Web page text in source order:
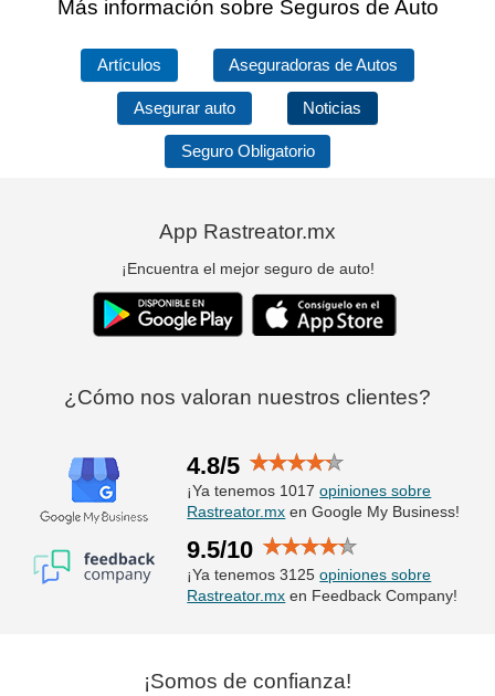
Más información sobre Seguros de Auto
Artículos Aseguradoras de Autos
Asegurar auto Noticias
Seguro Obligatorio
App Rastreator.mx
¡Encuentra el mejor seguro de auto!
¿Cómo nos valoran nuestros clientes?
4.8/5
¡Ya tenemos 1017opiniones sobre
Rastreator.mx en Google My Business!
9.5/10
¡Ya tenemos 3125opiniones sobre
Rastreator.mx en Feedback Company!
¡Somos de confianza!